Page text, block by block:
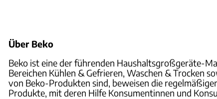
Über Beko
Beko ist eine der führenden Haushaltsgroßgeräte-
Bereichen Kühlen & Gefrieren, Waschen & Trocken
von Beko-Produkten sind, beweisen die
Produkte, mit deren Hilfe Konsumentinnen und